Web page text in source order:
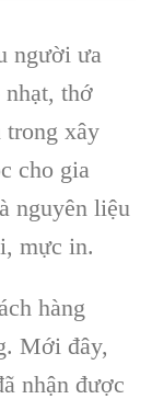
người ưa
nhạt, thớ
trong xây
cho gia
nguyên liệu
mực in.
hàng
Mới đây,
nhận được